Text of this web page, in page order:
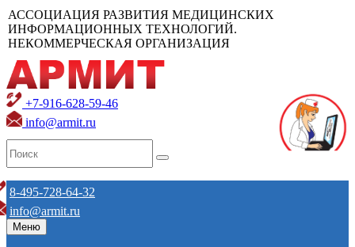
АССОЦИАЦИЯ РАЗВИТИЯ МЕДИЦИНСКИХ
ИНФОРМАЦИОННЫХ ТЕХНОЛОГИЙ.
НЕКОММЕРЧЕСКАЯ ОРГАНИЗАЦИЯ
+7-916-628-59-46
info@armit.ru
8-495-728-64-32
info@armit.ru
Меню